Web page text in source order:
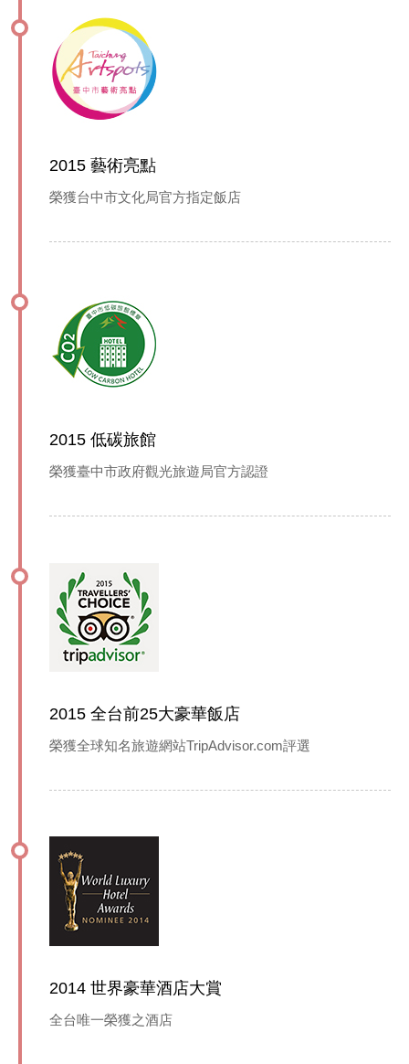
2015 藝術亮點
榮獲台中市文化局官方指定飯店
2015 低碳旅館
榮獲臺中市政府觀光旅遊局官方認證
2015 全台前25大豪華飯店
榮獲全球知名旅遊網站TripAdvisor.com評選
2014 世界豪華酒店大賞
全台唯一榮獲之酒店